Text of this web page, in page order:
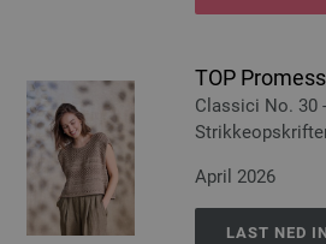
TOP
Classici No. 30
April 2026
LAST NED